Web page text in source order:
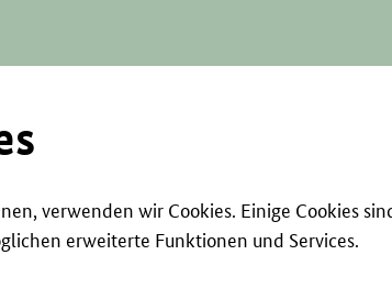
verwenden wir Cookies. Einige Cookies
erweiterte Funktionen und Services.